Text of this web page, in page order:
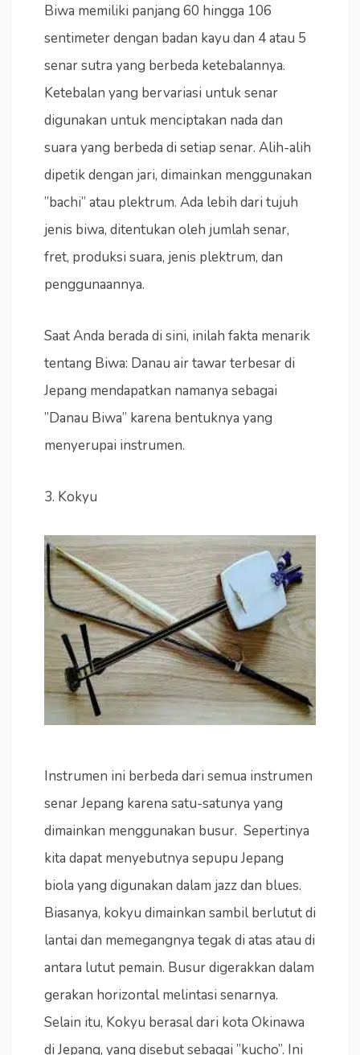
Biwa memiliki panjang 60 hingga 106
sentimeter dengan badan kayu dan 4 atau 5
senar sutra yang berbeda ketebalannya.
Ketebalan yang bervariasi untuk senar
digunakan untuk menciptakan nada dan
suara yang berbeda di setiap senar. Alih-alih
dipetik dengan jari, dimainkan menggunakan
”bachi” atau plektrum. Ada lebih dari tujuh
jenis biwa, ditentukan oleh jumlah senar,
fret, produksi suara, jenis plektrum, dan
penggunaannya.
Saat Anda berada di sini, inilah fakta menarik
tentang Biwa: Danau air tawar terbesar di
Jepang mendapatkan namanya sebagai
”Danau Biwa” karena bentuknya yang
menyerupai instrumen.
3. Kokyu
Instrumen ini berbeda dari semua instrumen
senar Jepang karena satu-satunya yang
dimainkan menggunakan busur. Sepertinya
kita dapat menyebutnya sepupu Jepang
biola yang digunakan dalam jazz dan blues.
Biasanya, kokyu dimainkan sambil berlutut di
lantai dan memegangnya tegak di atas atau di
antara lutut pemain. Busur digerakkan dalam
gerakan horizontal melintasi senarnya.
Selain itu, Kokyu berasal dari kota Okinawa
di Jepang, yang disebut sebagai ”kucho”. Ini